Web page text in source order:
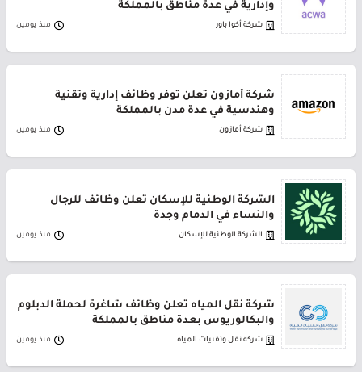
وإدارية في عدة مناطق بالمملكة
شركة أكوا باور منذ يومين
شركة أمازون تعلن توفر وظائف إدارية وتقنية
وهندسية في عدة مدن بالمملكة
شركة أمازون منذ يومين
الشركة الوطنية للإسكان تعلن وظائف للرجال
والنساء في الدمام وجدة
الشركة الوطنية للإسكان منذ يومين
شركة نقل المياه تعلن وظائف شاغرة لحملة الدبلوم
والبكالوريوس بعدة مناطق بالمملكة
شركة نقل وتقنيات المياه منذ يومين